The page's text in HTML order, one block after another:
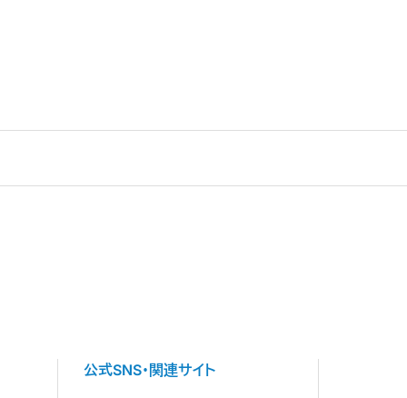
公式SNS・関連サイト